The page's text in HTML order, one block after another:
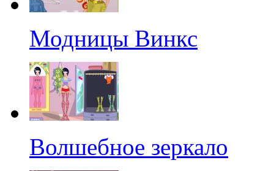
Модницы Винкс
Волшебное зеркало